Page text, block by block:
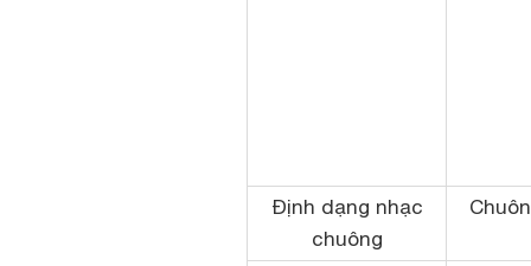
Định dạng nhạc
chuông